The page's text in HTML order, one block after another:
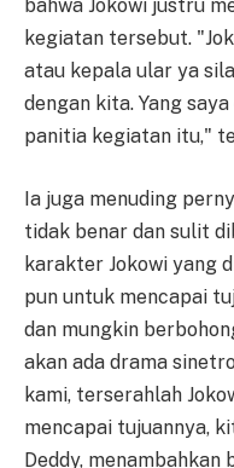
bahwa Jokowi justru
kegiatan tersebut.
atau kepala ular ya
dengan kita. Yang
panitia kegiatan itu,"
Ia juga menuding
tidak benar dan sulit
karakter Jokowi yang
pun untuk mencapai
dan mungkin
akan ada drama
kami, terserahlah
mencapai tujuannya,
Deddy, menambahkan